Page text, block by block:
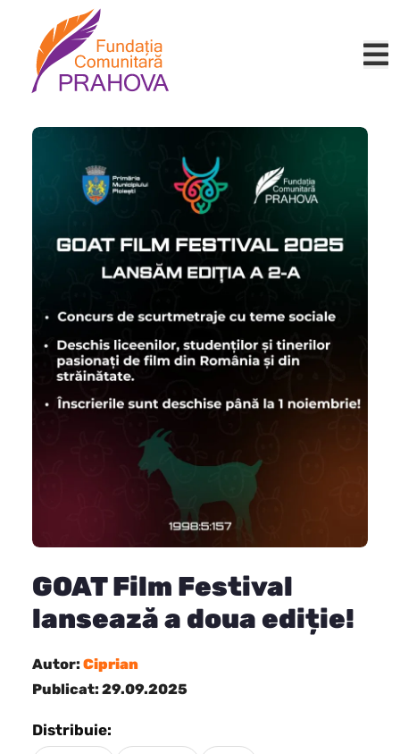
GOAT Film Festival
lansează a doua ediție!
Autor: Ciprian
Publicat: 29.09.2025
Distribuie: